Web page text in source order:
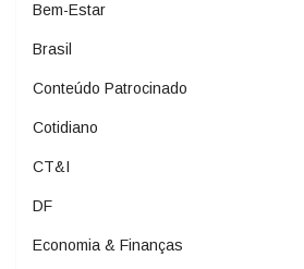
Bem-Estar
Brasil
Conteúdo Patrocinado
Cotidiano
CT&I
DF
Economia & Finanças